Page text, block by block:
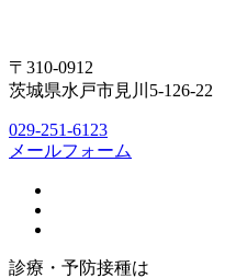
〒310-0912
茨城県水戸市見川5-126-22
029-251-6123
メールフォーム
診療・予防接種は